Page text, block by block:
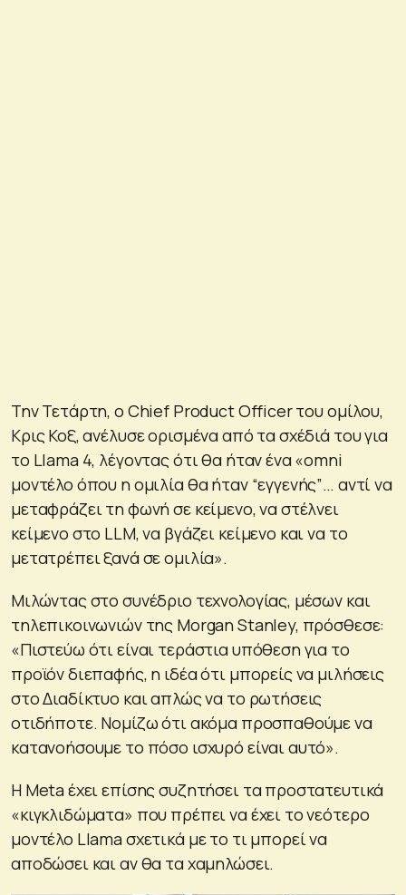
Την Τετάρτη, ο Chief Product Officer του ομίλου,
Κρις Κοξ, ανέλυσε ορισμένα από τα σχέδιά του για
το Llama 4, λέγοντας ότι θα ήταν ένα «omni
μοντέλο όπου η ομιλία θα ήταν “εγγενής”… αντί να
μεταφράζει τη φωνή σε κείμενο, να στέλνει
κείμενο στο LLM, να βγάζει κείμενο και να το
μετατρέπει ξανά σε ομιλία».
Μιλώντας στο συνέδριο τεχνολογίας, μέσων και
τηλεπικοινωνιών της Morgan Stanley, πρόσθεσε:
«Πιστεύω ότι είναι τεράστια υπόθεση για το
προϊόν διεπαφής, η ιδέα ότι μπορείς να μιλήσεις
στο Διαδίκτυο και απλώς να το ρωτήσεις
οτιδήποτε. Νομίζω ότι ακόμα προσπαθούμε να
κατανοήσουμε το πόσο ισχυρό είναι αυτό».
Η Meta έχει επίσης συζητήσει τα προστατευτικά
«κιγκλιδώματα» που πρέπει να έχει το νεότερο
μοντέλο Llama σχετικά με το τι μπορεί να
αποδώσει και αν θα τα χαμηλώσει.